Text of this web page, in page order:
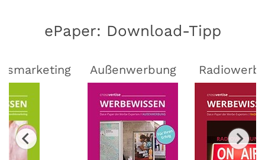
ePaper: Download-Tipp
Außenwerbung